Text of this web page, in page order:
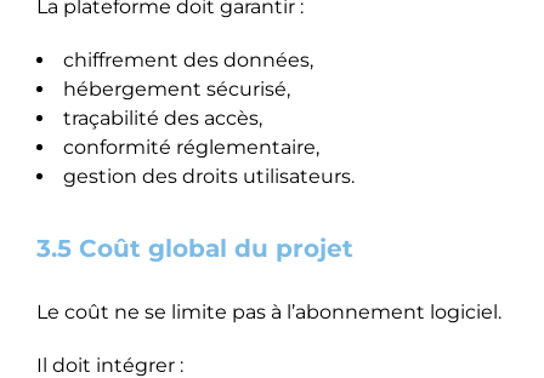
La plateforme doit garantir :
chiffrement des données,
hébergement sécurisé,
traçabilité des accès,
conformité réglementaire,
gestion des droits utilisateurs.
3.5 Coût global du projet
Le coût ne se limite pas à l’abonnement logiciel.
Il doit intégrer :